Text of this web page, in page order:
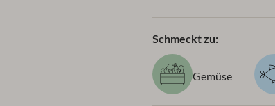
Schmeckt zu:
Gemüse